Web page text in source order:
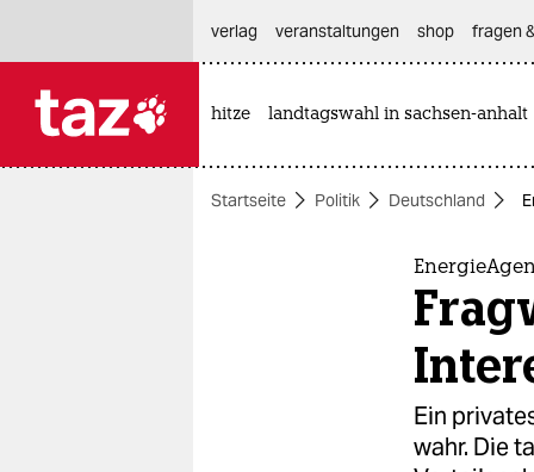
themen
verlag
veranstaltungen shop fragen
hitze landtagswahl in sachsen-anhalt
Startseite Politik Deutschland
Ein
wahr. Die